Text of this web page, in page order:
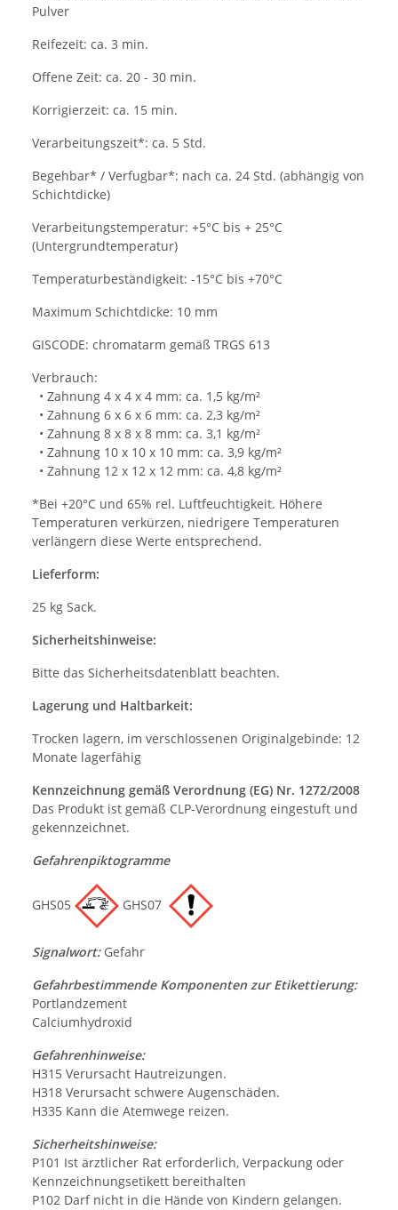
Pulver
Reifezeit: ca. 3 min.
Offene Zeit: ca. 20 - 30 min.
Korrigierzeit: ca. 15 min.
Verarbeitungszeit*: ca. 5 Std.
Begehbar* / Verfugbar*: nach ca. 24 Std. (abhängig von
Schichtdicke)
Verarbeitungstemperatur: +5°C bis + 25°C
(Untergrundtemperatur)
Temperaturbeständigkeit: -15°C bis +70°C
Maximum Schichtdicke: 10 mm
GISCODE: chromatarm gemäß TRGS 613
Verbrauch:
• Zahnung 4 x 4 x 4 mm: ca. 1,5 kg/m²
• Zahnung 6 x 6 x 6 mm: ca. 2,3 kg/m²
• Zahnung 8 x 8 x 8 mm: ca. 3,1 kg/m²
• Zahnung 10 x 10 x 10 mm: ca. 3,9 kg/m²
• Zahnung 12 x 12 x 12 mm: ca. 4,8 kg/m²
*Bei +20°C und 65% rel. Luftfeuchtigkeit. Höhere
Temperaturen verkürzen, niedrigere Temperaturen
verlängern diese Werte entsprechend.
Lieferform:
25 kg Sack.
Sicherheitshinweise:
Bitte das Sicherheitsdatenblatt beachten.
Lagerung und Haltbarkeit:
Trocken lagern, im verschlossenen Originalgebinde: 12
Monate lagerfähig
Kennzeichnung gemäß Verordnung (EG) Nr. 1272/2008
Das Produkt ist gemäß CLP-Verordnung eingestuft und
gekennzeichnet.
Gefahrenpiktogramme
GHS05 GHS07
Signalwort:Gefahr
Gefahrbestimmende Komponenten zur Etikettierung:
Portlandzement
Calciumhydroxid
Gefahrenhinweise:
H315 Verursacht Hautreizungen.
H318 Verursacht schwere Augenschäden.
H335 Kann die Atemwege reizen.
Sicherheitshinweise:
P101 Ist ärztlicher Rat erforderlich, Verpackung oder
Kennzeichnungsetikett bereithalten
P102 Darf nicht in die Hände von Kindern gelangen.